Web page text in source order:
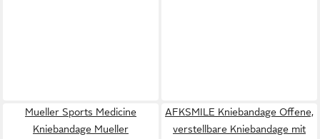
Mueller Sports Medicine
Kniebandage Mueller
AFKSMILE Kniebandage Offene,
verstellbare Kniebandage mit